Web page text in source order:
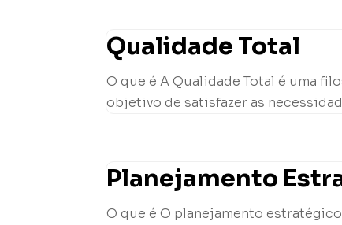
Qualidade Total
O que é A Qualidade Total é uma
objetivo de satisfazer as
Planejamento
O que é O planejamento